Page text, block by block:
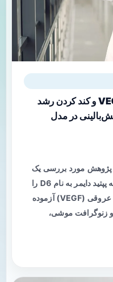
پپتید دایمر ضد VEGF (D۶) و کند کردن رشد
در مدل
پژوهش مورد بررسی یک
مطالعه پیش‌بالینی است که پپتید دایمر به نام D6 را
علیه فاکتور رشد اندوتلیال عروقی (VEGF) آزموده
زنوگرافت موشی،